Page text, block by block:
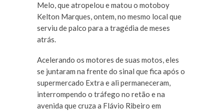
Melo, que atropelou e matou o motoboy
Kelton Marques, ontem, no mesmo local que
serviu de palco para a tragédia de meses
atrás.
Acelerando os motores de suas motos, eles
se juntaram na frente do sinal que fica após o
supermercado Extra e ali permaneceram,
interrompendo o tráfego no retão e na
avenida que cruza a Flávio Ribeiro em